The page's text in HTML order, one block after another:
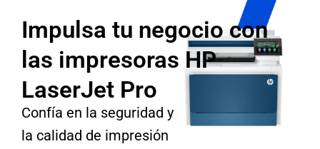
Impulsa tu negocio con
las impresoras HP
LaserJet Pro
Confía en la seguridad y
la calidad de impresión